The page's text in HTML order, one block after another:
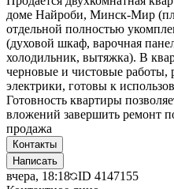
доме Найроби, Минск-Мир
отдельной полностью
(духовой шкаф, варочная
холодильник, вытяжка). В
черновые и чистовые работы,
электрики, готовы к
Готовность квартиры
вложений завершить ремонт
продажа
Контакты
Написать
вчера, 18:18 ID 4147155